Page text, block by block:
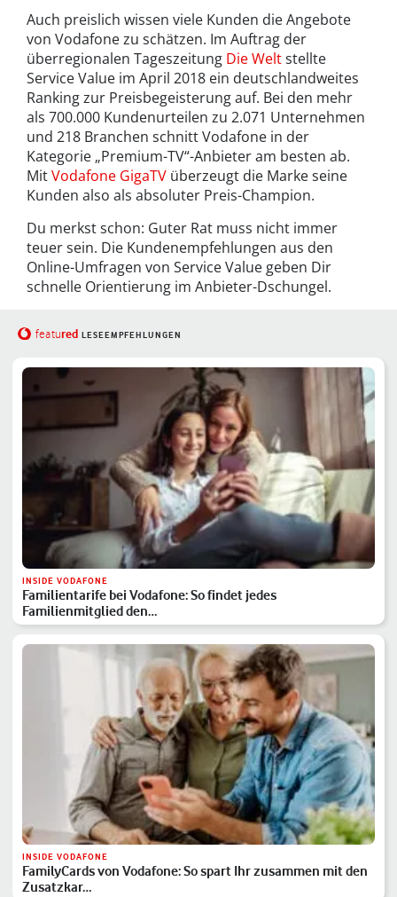
Auch preislich wissen viele Kunden die Angebote
von Vodafone zu schätzen. Im Auftrag der
überregionalen Tageszeitung Die Weltstellte
Service Value im April 2018 ein deutschlandweites
Ranking zur Preisbegeisterung auf. Bei den mehr
als 700.000 Kundenurteilen zu 2.071 Unternehmen
und 218 Branchen schnitt Vodafone in der
Kategorie „Premium-TV“-Anbieter am besten ab.
MitVodafone GigaTV überzeugt die Marke seine
Kunden also als absoluter Preis-Champion.
Du merkst schon: Guter Rat muss nicht immer
teuer sein. Die Kundenempfehlungen aus den
Online-Umfragen von Service Value geben Dir
schnelle Orientierung im Anbieter-Dschungel.
featured LESEEMPFEHLUNGEN
INSIDE VODAFONE
Familientarife bei Vodafone: So findet jedes
Familienmitglied den…
INSIDE VODAFONE
FamilyCards von Vodafone: So spart Ihr zusammen mit den
Zusatzkar…